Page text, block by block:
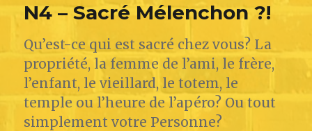
N4 – Sacré Mélenchon ?!
Qu’est-ce qui est sacré chez vous? La
propriété, la femme de l’ami, le frère,
l’enfant, le vieillard, le totem, le
temple ou l’heure de l’apéro? Ou tout
simplement votre Personne?